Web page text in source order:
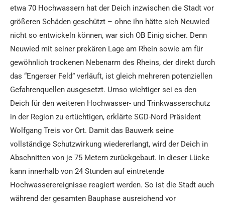
etwa 70 Hochwassern hat der Deich inzwischen die Stadt vor
größeren Schäden geschützt – ohne ihn hätte sich Neuwied
nicht so entwickeln können, war sich OB Einig sicher. Denn
Neuwied mit seiner prekären Lage am Rhein sowie am für
gewöhnlich trockenen Nebenarm des Rheins, der direkt durch
das “Engerser Feld” verläuft, ist gleich mehreren potenziellen
Gefahrenquellen ausgesetzt. Umso wichtiger sei es den
Deich für den weiteren Hochwasser- und Trinkwasserschutz
in der Region zu ertüchtigen, erklärte SGD-Nord Präsident
Wolfgang Treis vor Ort. Damit das Bauwerk seine
vollständige Schutzwirkung wiedererlangt, wird der Deich in
Abschnitten von je 75 Metern zurückgebaut. In dieser Lücke
kann innerhalb von 24 Stunden auf eintretende
Hochwasserereignisse reagiert werden. So ist die Stadt auch
während der gesamten Bauphase ausreichend vor